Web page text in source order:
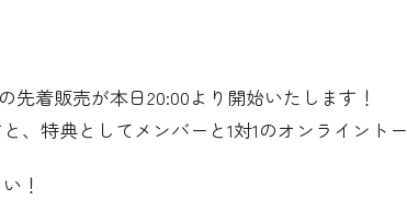
着販売が本日20:00より開始いたします！
特典としてメンバーと1対1のオンライント
！